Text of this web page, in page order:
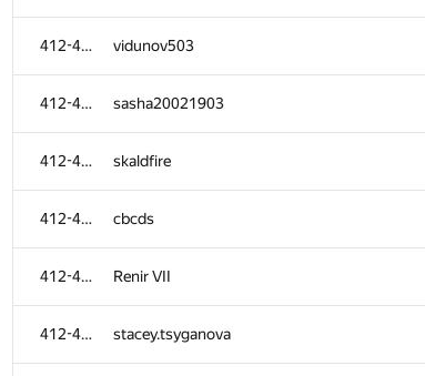
412-484 vidunov503
412-484 sasha20021903
412-484 skaldfire
412-484 cbcds
412-484 Renir VII
412-484 stacey.tsyganova